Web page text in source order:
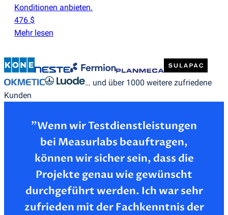
Konditionen anbieten.
476 $
Mehr lesen
… und über 1000 weitere zufriedene
Kunden
”Wenn wir Testdienstleistungen
bei Measurlabs beauftragen,
können wir sicher sein, dass die
Projekte genau wie gewünscht
durchgeführt werden. Ich war sehr
zufrieden mit der Fachkenntnis der